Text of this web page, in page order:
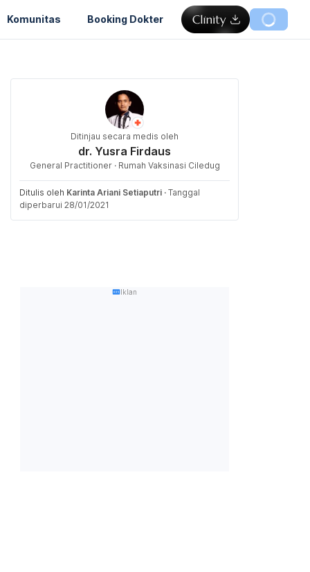
Komunitas Booking Dokter
Ditinjau secara medis oleh
dr. Yusra Firdaus
General Practitioner · Rumah Vaksinasi Ciledug
Ditulis oleh Karinta Ariani Setiaputri · Tanggal
diperbarui 28/01/2021
Iklan